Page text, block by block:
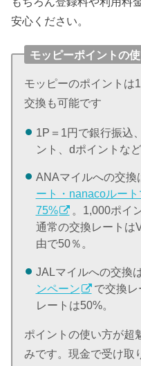
安心ください。
モッピーポイントの
モッピーのポイントは
交換も可能です
1P＝1円で銀行振込
ント、dポイントなど
ANAマイルへの交換
ート・nanacoルー
75%
。1,000ポイ
通常の交換レートは
由で50％。
JALマイルへの交換は
ンペーン
で交換
レートは50%。
ポイントの使い方が超
みです。現金で受け取